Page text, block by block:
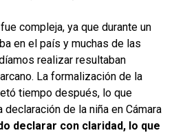
compleja, ya que durante un
en el país y muchas de las
realizar resultaban
La formalización de la
tiempo después, lo que
de la niña en Cámara
declarar con claridad, lo que